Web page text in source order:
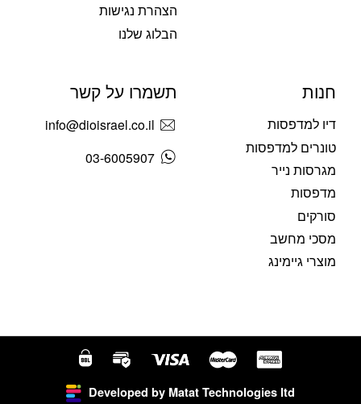
הצהרת נגישות
הבלוג שלנו
חנות
דיו למדפסות
טונרים למדפסות
מגרסות נייר
מדפסות
סורקים
מסכי מחשב
מוצרי גיימינג
תשמרו על קשר
info@dioisrael.co.il
03-6005907
Developed by Matat Technologies ltd